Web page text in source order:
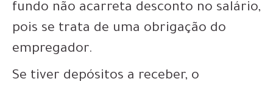
fundo não acarreta desconto no salário,
pois se trata de uma obrigação do
empregador.
Se tiver depósitos a receber, o